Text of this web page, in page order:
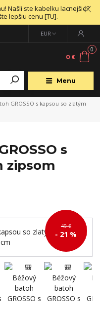
Našli ste kabelku lacnejšie?
lepšiu cenu [TU].
Menu
EUR
0
0 €
GROSSO s kapsou so zlatým
s
zipsom
49 €
- 21 %